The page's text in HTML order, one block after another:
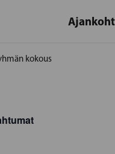
kokous